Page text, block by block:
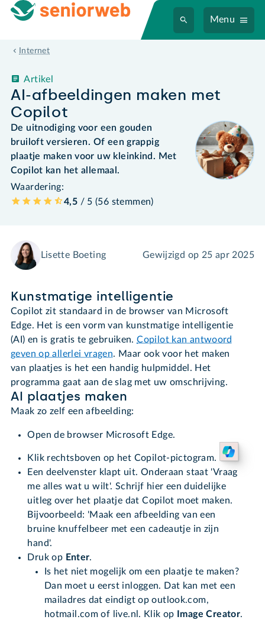
Menu
Internet
AI-afbeeldingen maken met
Copilot
Artikel
De uitnodiging voor een gouden
bruiloft versieren. Of een grappig
plaatje maken voor uw kleinkind. Met
Copilot kan het allemaal.
Waardering:
4,5 / 5 (56 stemmen)
Lisette Boeting Gewijzigd op 25 apr 2025
Kunstmatige intelligentie
Copilot zit standaard in de browser van Microsoft
Edge. Het is een vorm van kunstmatige intelligentie
(AI) en is gratis te gebruiken.Copilot kan antwoord
geven op allerlei vragen. Maar ook voor het maken
van plaatjes is het een handig hulpmiddel. Het
programma gaat aan de slag met uw omschrijving.
AI plaatjes maken
Maak zo zelf een afbeelding:
Open de browser Microsoft Edge.
Klik rechtsboven op het Copilot-pictogram.
Een deelvenster klapt uit. Onderaan staat 'Vraag
me alles wat u wilt'. Schrijf hier een duidelijke
uitleg over het plaatje dat Copilot moet maken.
Bijvoorbeeld: 'Maak een afbeelding van een
bruine knuffelbeer met een cadeautje in zijn
hand'.
Druk op Enter.
Is het niet mogelijk om een plaatje te maken?
Dan moet u eerst inloggen. Dat kan met een
mailadres dat eindigt op outlook.com,
hotmail.com of live.nl. Klik op
Image Creator.